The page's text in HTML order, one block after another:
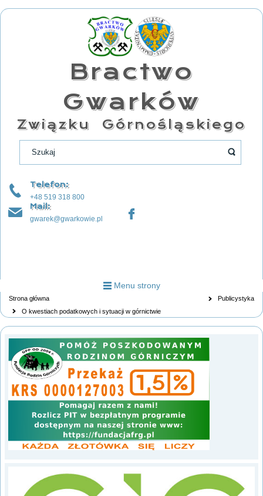
Bractwo
Gwarków
Związku Górnośląskiego
Telefon:
+48 519 318 800
Mail:
gwarek@gwarkowie.pl
Menu strony
Strona główna
Publicystyka
O kwestiach podatkowych i sytuacji w górnictwie